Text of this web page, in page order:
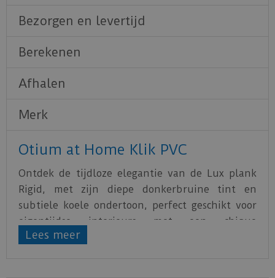
Bezorgen en levertijd
Berekenen
Afhalen
Merk
Otium at Home Klik PVC
Ontdek de tijdloze elegantie van de Lux plank
Rigid, met zijn diepe donkerbruine tint en
subtiele koele ondertoon, perfect geschikt voor
eigentijdse interieurs met een chique
uitstraling. Deze vloer biedt niet alleen stijl,
Lees meer